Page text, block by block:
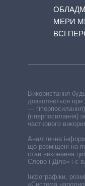
МЕРИ
ВСІ
Використання
дозволяється при
—
(гіперпосилання)
часткового
Аналітична
що розміщені на
стан виконання
Слово і Діло» і є
Інфографіки,
«Система